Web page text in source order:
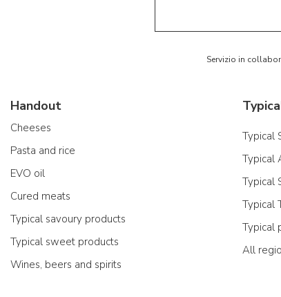
Servizio in
Handout
Cheeses
Pasta and rice
EVO oil
Cured meats
Typical savoury products
Typical sweet products
Wines, beers and spirits
Typical
Typical
Typical
Typical
Typical
All